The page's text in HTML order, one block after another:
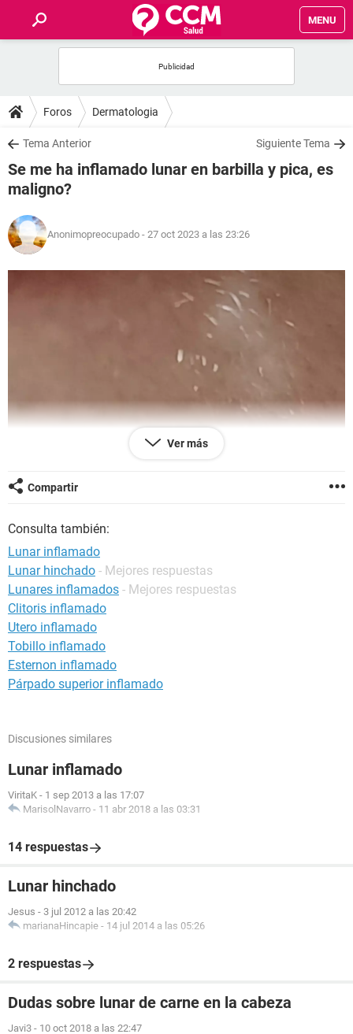
MENU
FOROS
SALUD
FAMILIA
NUTRICIÓN
Foros Dermatologia
Tema Anterior Siguiente Tema
Se me ha inflamado lunar en barbilla y pica, es
maligno?
Anonimopreocupado - 27 oct 2023 a las 23:26
Ver más
Compartir
Consulta también:
Lunar inflamado
Lunar hinchado - Mejores respuestas
Lunares inflamados - Mejores respuestas
Clitoris inflamado
Utero inflamado
Tobillo inflamado
Esternon inflamado
Párpado superior inflamado
Discusiones similares
Lunar inflamado
ViritaK - 1 sep 2013 a las 17:07
MarisolNavarro - 11 abr 2018 a las 03:31
14 respuestas
Lunar hinchado
Jesus - 3 jul 2012 a las 20:42
marianaHincapie - 14 jul 2014 a las 05:26
2 respuestas
Dudas sobre lunar de carne en la cabeza
Javi3 - 10 oct 2018 a las 22:47